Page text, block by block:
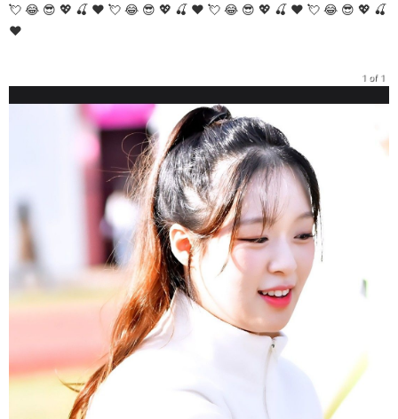
💘 😂 😎 💖 🍒 ♥️ 💘 😂 😎 💖 🍒 ♥️ 💘 😂 😎 💖 🍒 ♥️ 💘 😂 😎 💖 🍒
♥️
1 of 1